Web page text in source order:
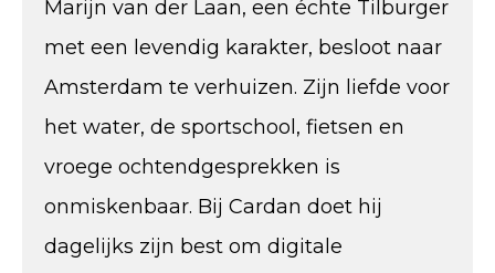
Marijn van der Laan, een échte Tilburger
met een levendig karakter, besloot naar
Amsterdam te verhuizen. Zijn liefde voor
het water, de sportschool, fietsen en
vroege ochtendgesprekken is
onmiskenbaar. Bij Cardan doet hij
dagelijks zijn best om digitale